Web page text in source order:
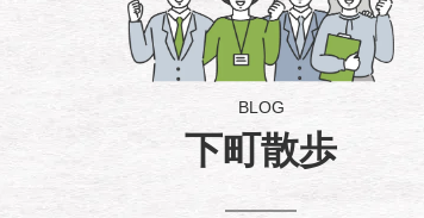
下町散歩
BLOG